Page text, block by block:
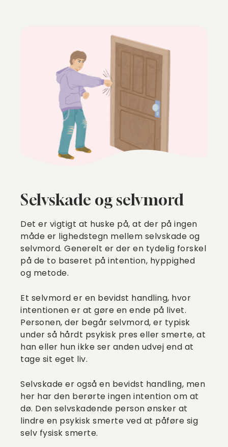
Selvskade og selvmord
Det er vigtigt at huske på, at der på ingen
måde er lighedstegn mellem selvskade og
selvmord. Generelt er der en tydelig forskel
på de to baseret på intention, hyppighed
og metode.
Et selvmord er en bevidst handling, hvor
intentionen er at gøre en ende på livet.
Personen, der begår selvmord, er typisk
under så hårdt psykisk pres eller smerte, at
han eller hun ikke ser anden udvej end at
tage sit eget liv.
Selvskade er også en bevidst handling, men
her har den berørte ingen intention om at
dø. Den selvskadende person ønsker at
lindre en psykisk smerte ved at påføre sig
selv fysisk smerte.